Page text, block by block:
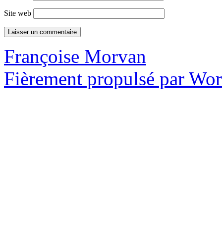
Site web
Françoise Morvan
Fièrement propulsé par